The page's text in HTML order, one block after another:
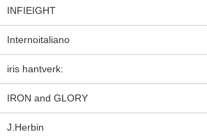
INFIEIGHT
Internoitaliano
iris hantverk:
IRON and GLORY
J.Herbin